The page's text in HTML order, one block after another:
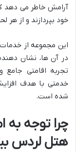
آرامش خاطر می دهد
خود بپردازند و از هر
این مجموعه از خدمات
در آن ها، نشان
تجربه اقامتی
خدمتی با هدف
شده است.
چرا توجه به
هتل لردس